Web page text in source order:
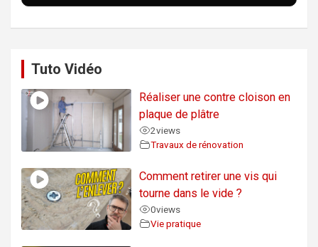
Tuto Vidéo
Réaliser une contre cloison en
plaque de plâtre
2views
Travaux de rénovation
Comment retirer une vis qui
tourne dans le vide ?
0views
Vie pratique